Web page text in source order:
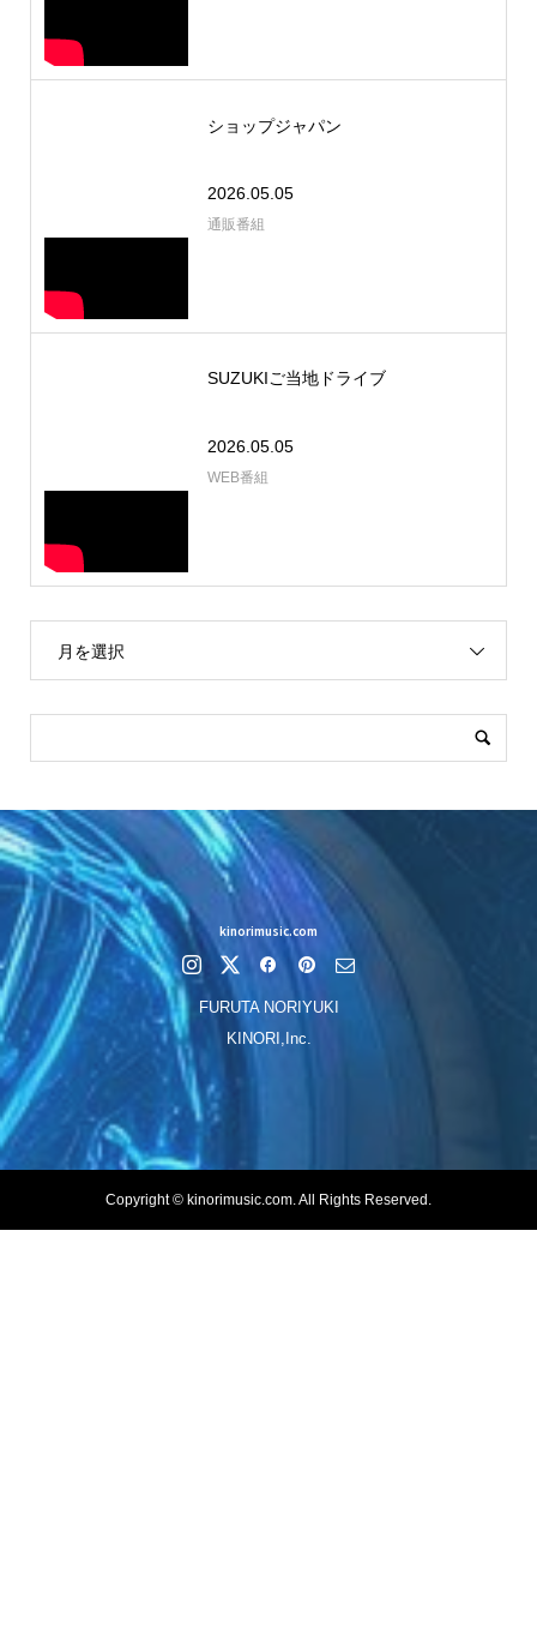
ショップジャパン
2026.05.05
通販番組
SUZUKIご当地ドライブ
2026.05.05
WEB番組
月を選択
kinorimusic.com
FURUTA NORIYUKI
KINORI,Inc.
Copyright © kinorimusic.com. All Rights Reserved.